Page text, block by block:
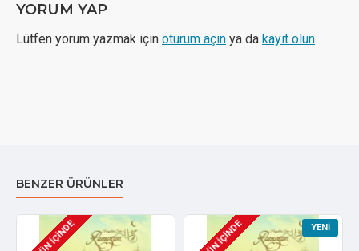
YORUM YAP
Lütfen yorum yazmak için oturum açın ya da kayıt olun.
BENZER ÜRÜNLER
YENI